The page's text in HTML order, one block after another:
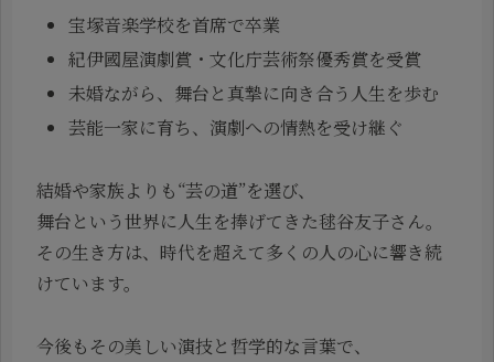
宝塚音楽学校を首席で卒業
紀伊國屋演劇賞・文化庁芸術祭優秀賞を受賞
未婚ながら、舞台と真摯に向き合う人生を歩む
芸能一家に育ち、演劇への情熱を受け継ぐ
結婚や家族よりも“芸の道”を選び、
舞台という世界に人生を捧げてきた毬谷友子さん。
その生き方は、時代を超えて多くの人の心に響き続
けています。
今後もその美しい演技と哲学的な言葉で、